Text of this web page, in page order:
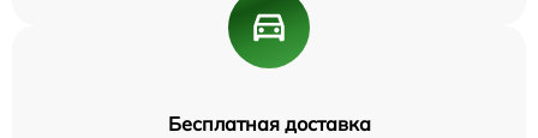
Бесплатная доставка